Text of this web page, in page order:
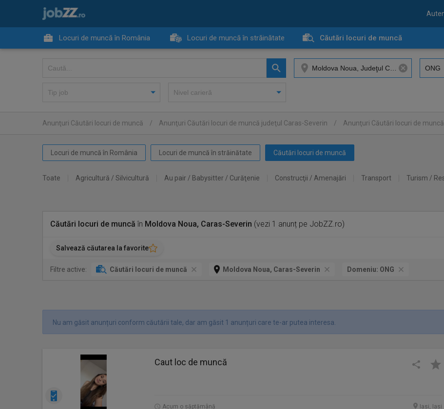
Locuri de muncă în România Locuri de muncă în străinătate Căutări locuri de muncă
Anunţuri Căutări locuri de muncă / Anunţuri Căutări locuri de muncă judeţul Caras-Severin / Anunţuri Căutări locuri de
Locuri de muncă în România Locuri de muncă în străinătate Căutări locuri de muncă
Toate Agricultură / Silvicultură Au pair / Babysitter / Curăţenie Construcţii / Amenajări Transport Turism /
Căutări locuri de muncă în Moldova Noua, Caras-Severin (vezi 1 anunț pe JobZZ.ro)
Salvează căutarea la favorite
Filtre active: Căutări locuri de muncă Moldova Noua, Caras-Severin Domeniu: ONG
Nu am găsit anunțuri conform căutării tale, dar am găsit 1 anunțuri care te-ar putea interesa.
Caut loc de muncă
Acum o săptămână Iasi, Iasi